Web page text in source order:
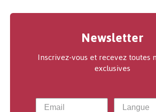
Newsletter
Inscrivez-vous et recevez toutes
exclusives